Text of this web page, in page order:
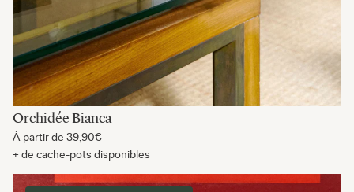
Orchidée Bianca
À partir de 39,90€
+ de cache-pots disponibles